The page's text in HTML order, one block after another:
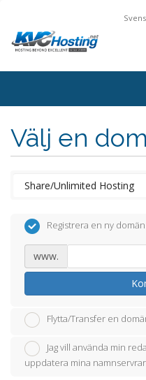
Välj en
Registrera en ny domän
www.
Flytta/Transfer en
Jag vill använda min
uppdatera mina namnservrar